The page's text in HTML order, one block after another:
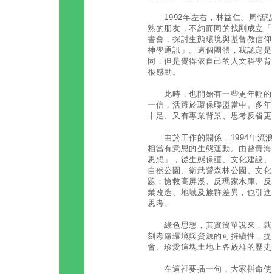
1992年左右，林益仁、周恬弘
熟的朋友，不約而同的找剛成立
書會，探討生態環境與基督教信
神學通訊」。這個團體，我認定
同，但是覺得依自己的人文科學
很感動。
此時，也開始有一些更年輕的
一信，活躍於環保聯盟當中。多
十足、又有專業背景、思考反省
由於工作的關係，1994年流浪
相當有意思的生態運動。由曾貴
思想」，從生態保護、文化建設
自然公園、衛武營森林公園、文
題；搶救高屏溪、反瑪家水庫、
業改造、地域及族群差異，也引
思考。
綠色思想，其實簡單說來，就
刻考慮環境與資源的可持續性，
會、珍愛這塊土地上各族群的歷
在這裡要插一句，大家拼命使